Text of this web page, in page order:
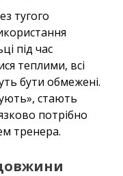
тугого
під час
теплими, всі
бути обмежені.
стають
потрібно
тренера.